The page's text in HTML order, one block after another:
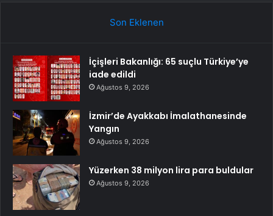
Son Eklenen
İçişleri Bakanlığı: 65 suçlu Türkiye’ye
iade edildi
Ağustos 9, 2026
İzmir’de Ayakkabı İmalathanesinde
Yangın
Ağustos 9, 2026
Yüzerken 38 milyon lira para buldular
Ağustos 9, 2026